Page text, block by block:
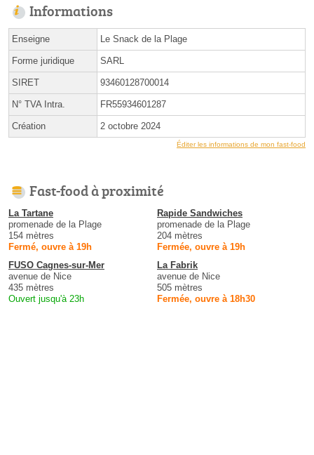
Informations
Enseigne Le Snack de la Plage
Forme juridique SARL
SIRET 93460128700014
N° TVA Intra. FR55934601287
Création 2 octobre 2024
Éditer les informations de mon fast-food
Fast-food à proximité
La Tartane
promenade de la Plage
154 mètres
Fermé, ouvre à 19h
Rapide Sandwiches
promenade de la Plage
204 mètres
Fermée, ouvre à 19h
FUSO Cagnes-sur-Mer
avenue de Nice
435 mètres
Ouvert jusqu'à 23h
La Fabrik
avenue de Nice
505 mètres
Fermée, ouvre à 18h30